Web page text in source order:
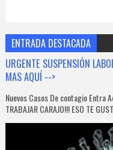
ENTRADA DESTACADA
URGENTE SUSPENSIÓN
MAS AQUÍ -->
Nuevos Casos De contagio Entra
TRABAJAR CARAJO!!! ESO TE